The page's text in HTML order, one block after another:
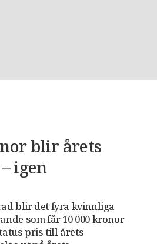
blir årets
igen
blir det fyra kvinnliga
som får 10 000 kronor
pris till årets